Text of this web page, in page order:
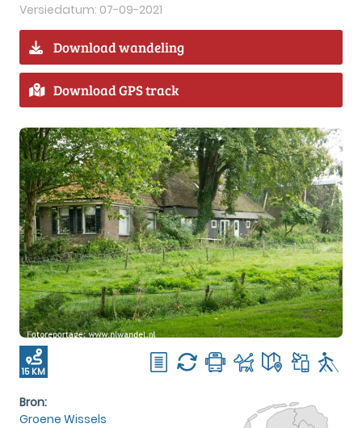
Versiedatum: 07-09-2021
Download wandeling
Download GPS track
15 KM
Bron:
Groene Wissels